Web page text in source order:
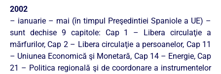
2002
– ianuarie – mai (în timpul Preşedintiei Spaniole a UE) –
sunt dechise 9 capitole: Cap 1 – Libera circulaţie a
mărfurilor, Cap 2 – Libera circulaţie a persoanelor, Cap 11
– Uniunea Economică şi Monetară, Cap 14 – Energie, Cap
21 – Politica regională şi de coordonare a instrumentelor